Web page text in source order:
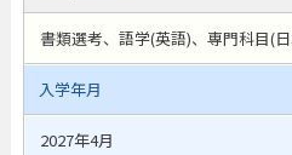
書類選考、語学(英語)、専門科目(
入学年月
2027年4月